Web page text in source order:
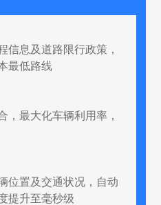
信息及道路限行政策，
最低路线
，最大化车辆利用率，
位置及交通状况，自动
提升至毫秒级